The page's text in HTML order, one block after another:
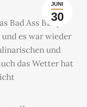
JUNI
30
Bad Ass BBQ
es war wieder
und
das Wetter hat